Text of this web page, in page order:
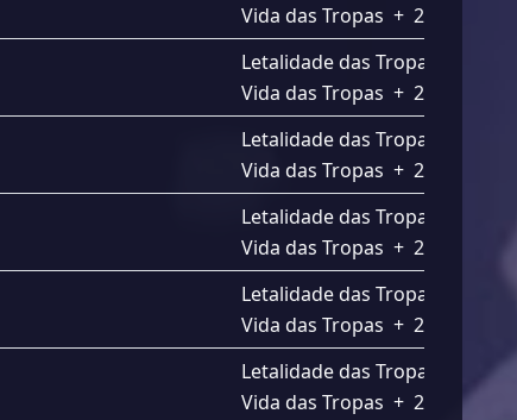
Vida das Tropas + 2.40%
Letalidade das Tropas
Vida das Tropas + 2.50%
Letalidade das Tropas
Vida das Tropas + 2.60%
Letalidade das Tropas
Vida das Tropas + 2.70%
Letalidade das Tropas
Vida das Tropas + 2.80%
Letalidade das Tropas
Vida das Tropas + 2.90%